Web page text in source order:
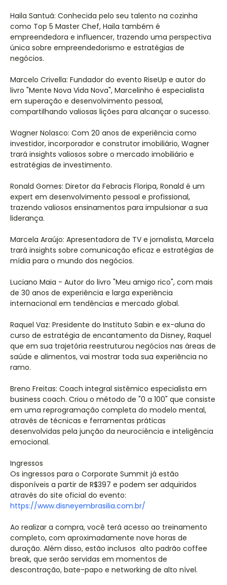
Haila Santuá: Conhecida pelo seu talento na cozinha
como Top 5 Master Chef, Haila também é
empreendedora e influencer, trazendo uma perspectiva
única sobre empreendedorismo e estratégias de
negócios.
Marcelo Crivella: Fundador do evento RiseUp e autor do
livro "Mente Nova Vida Nova", Marcelinho é especialista
em superação e desenvolvimento pessoal,
compartilhando valiosas lições para alcançar o sucesso.
Wagner Nolasco: Com 20 anos de experiência como
investidor, incorporador e construtor imobiliário, Wagner
trará insights valiosos sobre o mercado imobiliário e
estratégias de investimento.
Ronald Gomes: Diretor da Febracis Floripa, Ronald é um
expert em desenvolvimento pessoal e profissional,
trazendo valiosos ensinamentos para impulsionar a sua
liderança.
Marcela Araújo: Apresentadora de TV e jornalista, Marcela
trará insights sobre comunicação eficaz e estratégias de
mídia para o mundo dos negócios.
Luciano Maia - Autor do livro "Meu amigo rico", com mais
de 30 anos de experiência e larga experiência
internacional em tendências e mercado global.
Raquel Vaz: Presidente do Instituto Sabin e ex-aluna do
curso de estratégia de encantamento da Disney, Raquel
que em sua trajetória reestruturou negócios nas áreas de
saúde e alimentos, vai mostrar toda sua experiência no
ramo.
Breno Freitas: Coach integral sistêmico especialista em
business coach. Criou o método de "0 a 100" que consiste
em uma reprogramação completa do modelo mental,
através de técnicas e ferramentas práticas
desenvolvidas pela junção da neurociência e inteligência
emocional.
Ingressos
Os ingressos para o Corporate Summit já estão
disponíveis a partir de R$397 e podem ser adquiridos
através do site oficial do evento:
https://www.disneyembrasilia.com.br/
Ao realizar a compra, você terá acesso ao treinamento
completo, com aproximadamente nove horas de
duração. Além disso, estão inclusos alto padrão coffee
break, que serão servidas em momentos de
descontração, bate-papo e networking de alto nível.